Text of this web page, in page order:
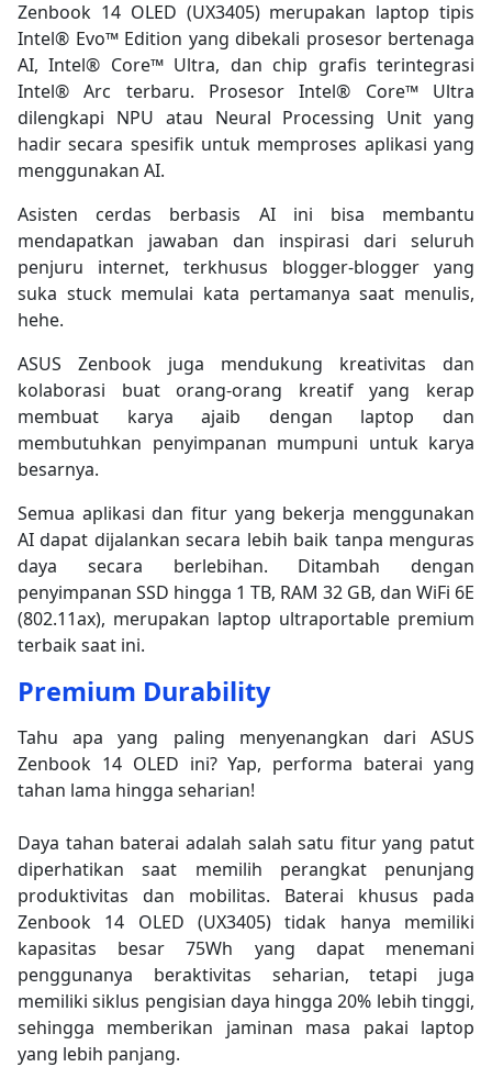
Zenbook 14 OLED (UX3405) merupakan laptop tipis
Intel® Evo™ Edition yang dibekali prosesor bertenaga
AI, Intel® Core™ Ultra, dan chip grafis terintegrasi
Intel® Arc terbaru. Prosesor Intel® Core™ Ultra
dilengkapi NPU atau Neural Processing Unit yang
hadir secara spesifik untuk memproses aplikasi yang
menggunakan AI.
Asisten cerdas berbasis AI ini bisa membantu
mendapatkan jawaban dan inspirasi dari seluruh
penjuru internet, terkhusus blogger-blogger yang
suka stuck memulai kata pertamanya saat menulis,
hehe.
ASUS Zenbook juga mendukung kreativitas dan
kolaborasi buat orang-orang kreatif yang kerap
membuat karya ajaib dengan laptop dan
membutuhkan penyimpanan mumpuni untuk karya
besarnya.
Semua aplikasi dan fitur yang bekerja menggunakan
AI dapat dijalankan secara lebih baik tanpa menguras
daya secara berlebihan. Ditambah dengan
penyimpanan SSD hingga 1 TB, RAM 32 GB, dan WiFi 6E
(802.11ax), merupakan laptop ultraportable premium
terbaik saat ini.
Premium Durability
Tahu apa yang paling menyenangkan dari ASUS
Zenbook 14 OLED ini? Yap, performa baterai yang
tahan lama hingga seharian!
Daya tahan baterai adalah salah satu fitur yang patut
diperhatikan saat memilih perangkat penunjang
produktivitas dan mobilitas. Baterai khusus pada
Zenbook 14 OLED (UX3405) tidak hanya memiliki
kapasitas besar 75Wh yang dapat menemani
penggunanya beraktivitas seharian, tetapi juga
memiliki siklus pengisian daya hingga 20% lebih tinggi,
sehingga memberikan jaminan masa pakai laptop
yang lebih panjang.